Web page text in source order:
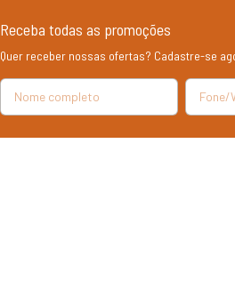
Receba todas as promoções
Quer receber nossas ofertas? Cadastre-se